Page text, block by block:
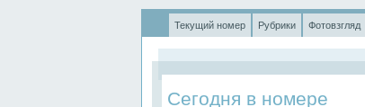
Текущий номер Рубрики Фотовзгляд
Сегодня в номере